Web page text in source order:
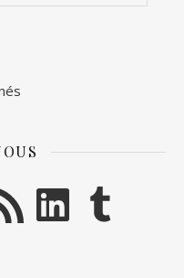
RSSLinkedIn Tumblr